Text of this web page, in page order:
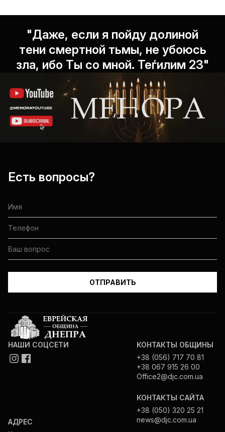
"Даже, если я пойду долиной
тени смертной тьмы, не убоюсь
зла, ибо Ты со мной. Теѓилим 23"
Есть вопросы?
НАШИ СОЦСЕТИ
АДРЕС
КОНТАКТЫ ОБЩИНЫ
+38 (056) 717 70 81
+38 067 915 26 00
Office2@djc.com.ua
КОНТАКТЫ САЙТА
+38 (050) 320 25 21
news@djc.com.ua